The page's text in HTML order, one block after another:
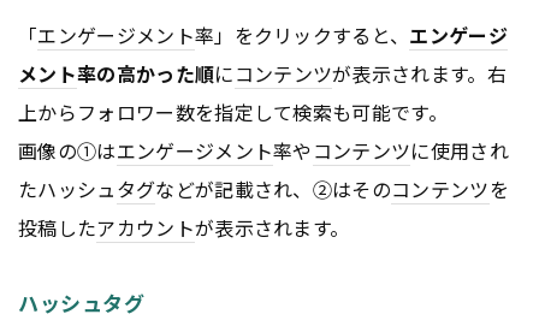
「エンゲージメント率」をクリックすると、 エンゲージ
メント率の高かった順にコンテンツが表示されます。右
上からフォロワー数を指定して検索も可能です。
画像の①はエンゲージメント率やコンテンツに使用され
たハッシュタグなどが記載され、②はそのコンテンツを
投稿したアカウントが表示されます。
ハッシュタグ